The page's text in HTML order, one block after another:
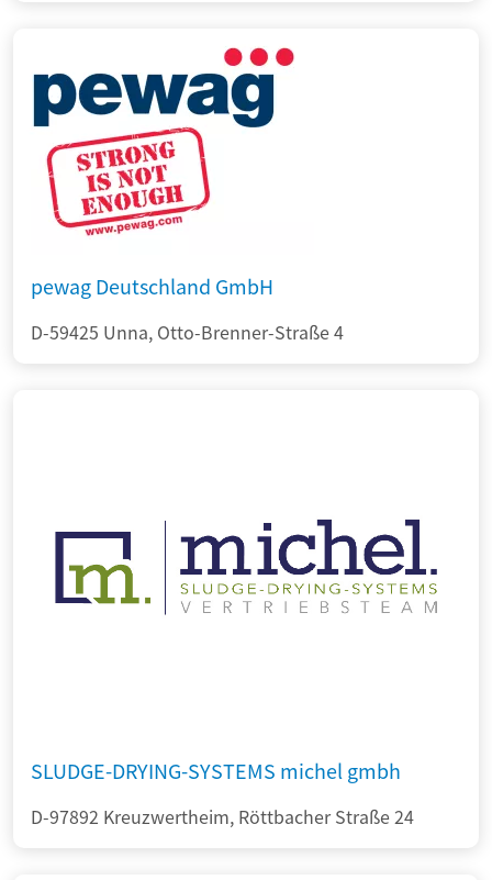
pewag Deutschland GmbH
D-59425 Unna, Otto-Brenner-Straße 4
SLUDGE-DRYING-SYSTEMS michel gmbh
D-97892 Kreuzwertheim, Röttbacher Straße 24